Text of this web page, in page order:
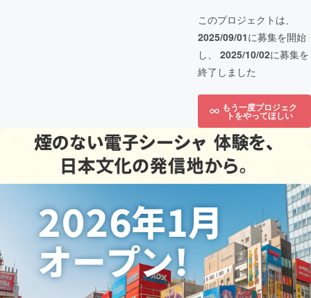
このプロジェクトは、
2025/09/01に募集を開始
し、 2025/10/02に募集を
終了しました
もう一度プロジェク
トをやってほしい